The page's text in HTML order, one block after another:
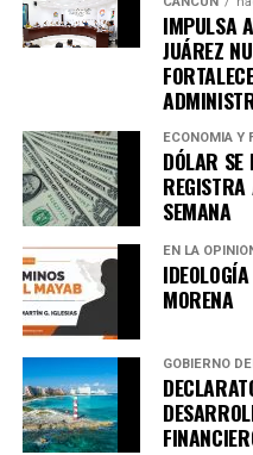
en tu teléfono.
Unirme al
IMPULSA
JUÁREZ
ECONOMÍA Y
DÓLAR
SEMANA
EN LA
MORENA
GOBIERNO